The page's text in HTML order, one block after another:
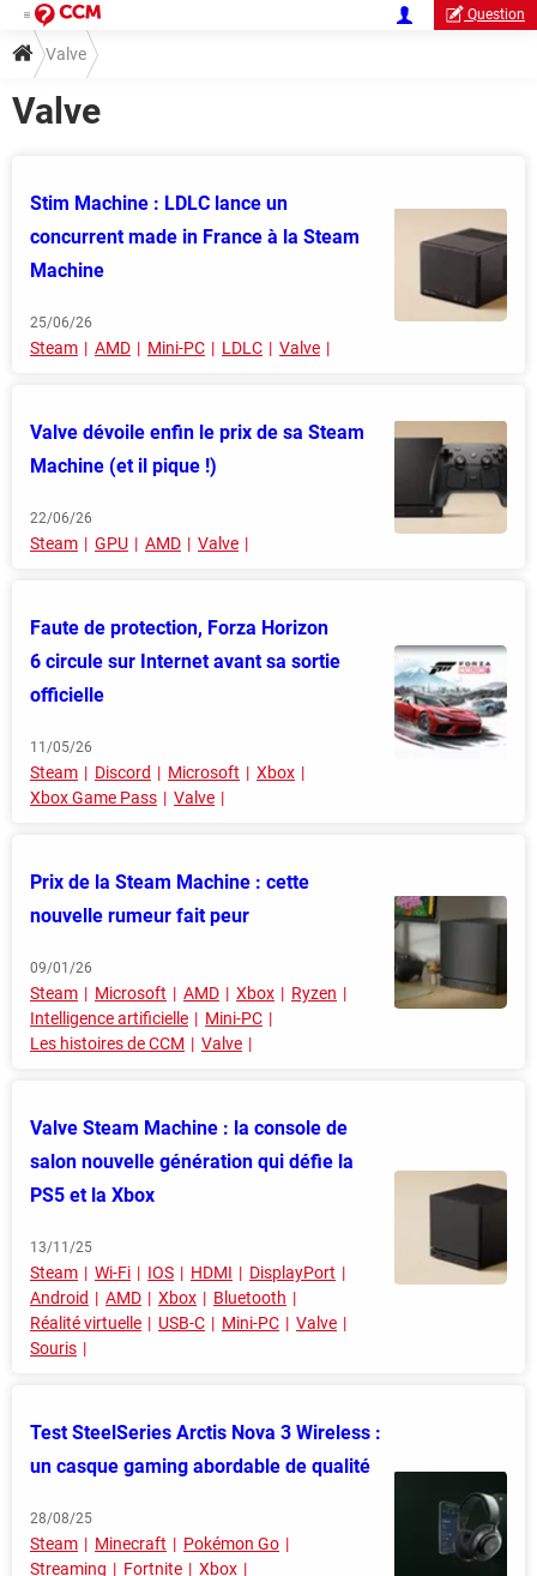
Question
Valve
Valve
Stim Machine : LDLC lance un
concurrent made in France à la Steam
Machine
25/06/26
Steam AMD Mini-PC LDLC Valve
Valve dévoile enfin le prix de sa Steam
Machine (et il pique !)
22/06/26
Steam GPU AMD Valve
Faute de protection, Forza Horizon
6 circule sur Internet avant sa sortie
officielle
11/05/26
Steam Discord Microsoft
Xbox
Xbox Game Pass
Valve
Prix de la Steam Machine : cette
nouvelle rumeur fait peur
09/01/26
Steam Microsoft AMD Xbox
Ryzen
Intelligence artificielle
Mini-PC
Les histoires de CCM
Valve
Valve Steam Machine : la console de
salon nouvelle génération qui défie la
PS5 et la Xbox
13/11/25
Steam Wi-Fi IOS HDMI
DisplayPort
Android
AMD Xbox
Bluetooth
Réalité virtuelle
USB-C Mini-PC
Valve
Souris
Test SteelSeries Arctis Nova 3 Wireless :
un casque gaming abordable de qualité
28/08/25
Steam Minecraft
Pokémon Go
Streaming
Fortnite
Xbox